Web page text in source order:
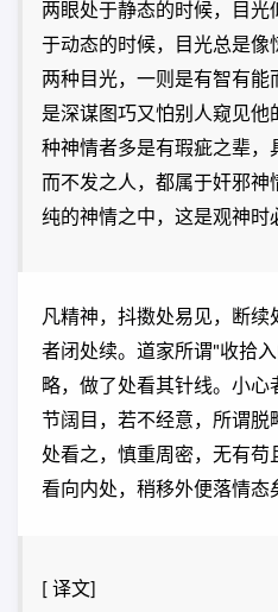
两眼处于静态的时候，目光
于动态的时候，目光总是像
两种目光，一则是有智有能
是深谋图巧又怕别人窥见他
种神情者多是有瑕疵之辈，
而不发之人，都属于奸邪
纯的神情之中，这是观神时
凡精神，抖擞处易见，断续
者闭处续。道家所谓"收拾
略，做了处看其针线。小
节阔目，若不经意，所谓脱
处看之，慎重周密，无有苟
看向内处，稍移外便落情态
[ 译文]